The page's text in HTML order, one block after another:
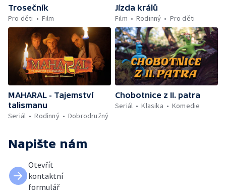
Trosečník
Pro děti
Film
Jízda králů
Film
Rodinný Pro děti
MAHARAL - Tajemství
talismanu
Seriál
Rodinný Dobrodružný
Chobotnice z II. patra
Seriál
Klasika Komedie
Napište nám
Otevřít
kontaktní
formulář